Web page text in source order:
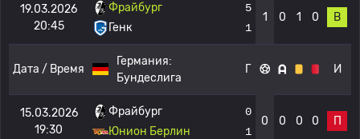
19.03.2026
20:45
Фрайбург
Генк
5
1
1 0 1 0 В
Дата / Время
Германия:
Бундеслига
Г И
15.03.2026
19:30
Фрайбург
Юнион Берлин
0
1
0 0 0 0 П